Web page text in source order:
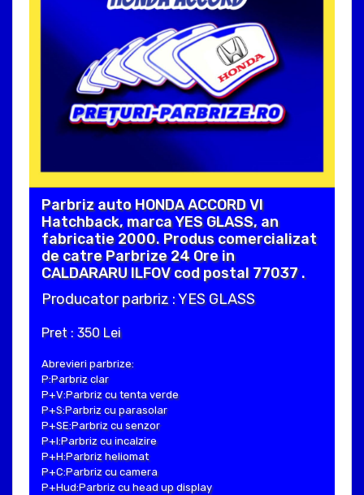
Parbriz auto HONDA ACCORD VI
Hatchback, marca YES GLASS, an
fabricatie 2000. Produs comercializat
de catre Parbrize 24 Ore in
CALDARARU ILFOV cod postal 77037 .
Producator parbriz : YES GLASS
Pret : 350 Lei
Abrevieri parbrize:
P:Parbriz clar
P+V:Parbriz cu tenta verde
P+S:Parbriz cu parasolar
P+SE:Parbriz cu senzor
P+I:Parbriz cu incalzire
P+H:Parbriz heliomat
P+C:Parbriz cu camera
P+Hud:Parbriz cu head up display